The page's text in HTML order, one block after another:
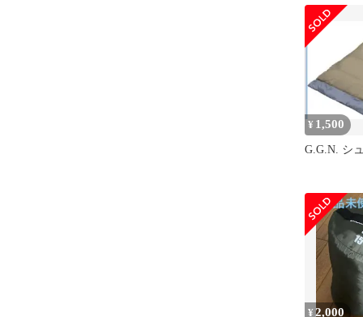
アウトドア
災 災害
a00d3fe1
¥ 1,500
G.G.N. シ
¥ 2,000